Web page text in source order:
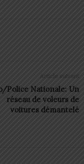
Article suivant
Police Nationale: Un
réseau de voleurs de
voitures démantelé